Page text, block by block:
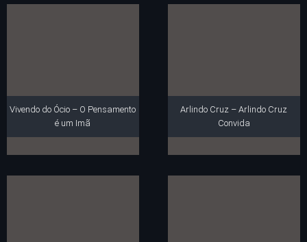
Vivendo do Ócio – O Pensamento
é um Imã
Arlindo Cruz – Arlindo Cruz
Convida